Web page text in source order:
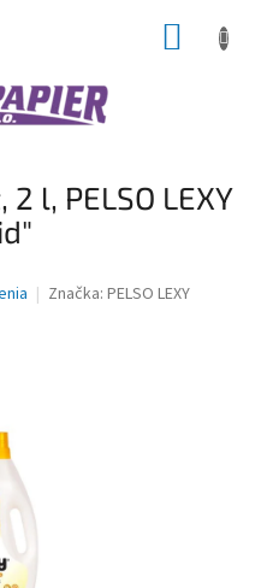
l, PELSO LEXY
Značka: PELSO LEXY